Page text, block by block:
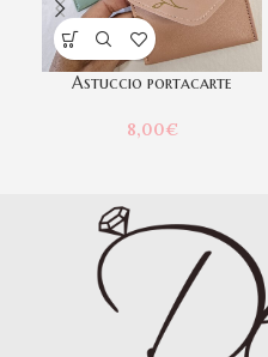
Astuccio portacarte
8,00€